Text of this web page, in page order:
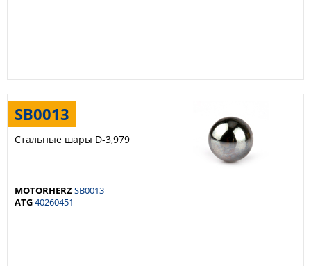
SB0013
Стальные шары D-3,979
MOTORHERZSB0013
ATG40260451